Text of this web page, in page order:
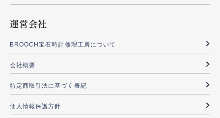
運営会社
BROOCH宝石時計修理工房について
会社概要
特定商取引法に基づく表記
個人情報保護方針